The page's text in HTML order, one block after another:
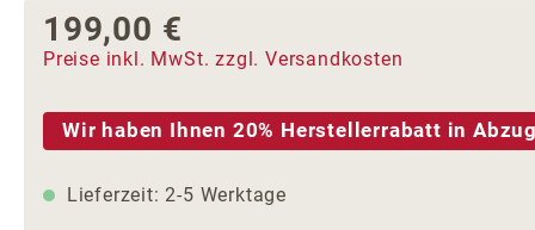
Regulärer Preis:
199,00 €
Preise inkl. MwSt. zzgl. Versandkosten
Wir haben Ihnen 20% Herstellerrabatt in
Lieferzeit: 2-5 Werktage